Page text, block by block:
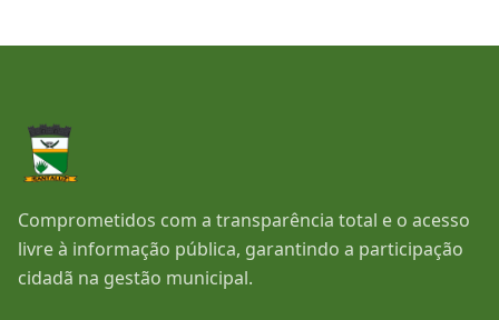
Comprometidos com a transparência total e o acesso
livre à informação pública, garantindo a participação
cidadã na gestão municipal.